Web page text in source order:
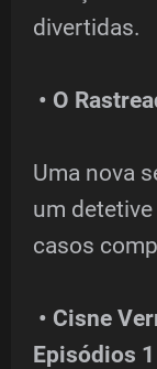
divertidas.
• O
Uma nova
um
casos
• Cisne
Episódios